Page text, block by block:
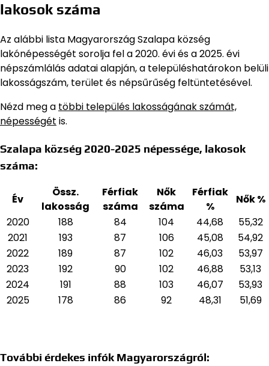
lakosok száma
Az alábbi lista Magyarország Szalapa község
lakónépességét sorolja fel a 2020. évi és a 2025. évi
népszámlálás adatai alapján,a településhatárokon belüli
lakosságszám, terület és népsűrűség feltüntetésével.
Nézd meg a többi település lakosságának számát,
népességét is.
Szalapa község 2020-2025 népessége, lakosok
száma:
Év
Össz.
lakosság
Férfiak
száma
Nők
száma
Férfiak
%
Nők %
2020
188 84 104 44,68
55,32
2021
193 87 106 45,08
54,92
2022
189 87 102 46,03
53,97
2023
192 90 102 46,88
53,13
2024
191 88 103 46,07
53,93
2025
178 86 92 48,31 51,69
További érdekes infók Magyarországról: